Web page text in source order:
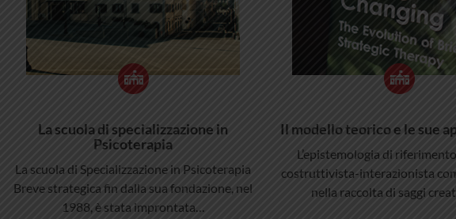
La scuola di specializzazione in
Psicoterapia
La scuola di Specializzazione in Psicoterapia
Breve strategica fin dalla sua fondazione, nel
1988, è stata improntata…
Il modello teorico e le sue
L’epistemologia di
costruttivista-interazionista
nella raccolta di saggi